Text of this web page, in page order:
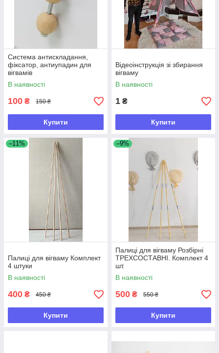
Система антискладання,
фіксатор, антиупадин для
вігвамів
В наявності
100 ₴ 150 ₴
Купити
Відеоінструкція зі збирання
вігваму
В наявності
1 ₴
Купити
–11%
Палиці для вігваму Комплект
4 штуки
В наявності
400 ₴ 450 ₴
Купити
–9%
Палиці для вігваму Розбірні
ТРЕХСОСТАВНІ. Комплект 4
шт.
В наявності
500 ₴ 550 ₴
Купити